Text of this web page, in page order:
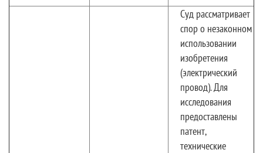
Суд рассматривает
спор о незаконном
использовании
изобретения
(электрический
провод). Для
исследования
предоставлены
патент,
технические